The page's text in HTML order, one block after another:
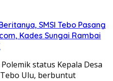
SMSI Tebo Pasang
Kades Sungai Rambai
status Kepala Desa
Tebo Ulu, berbuntut